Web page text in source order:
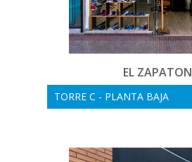
EL ZAPATON
TORRE C - PLANTA BAJA